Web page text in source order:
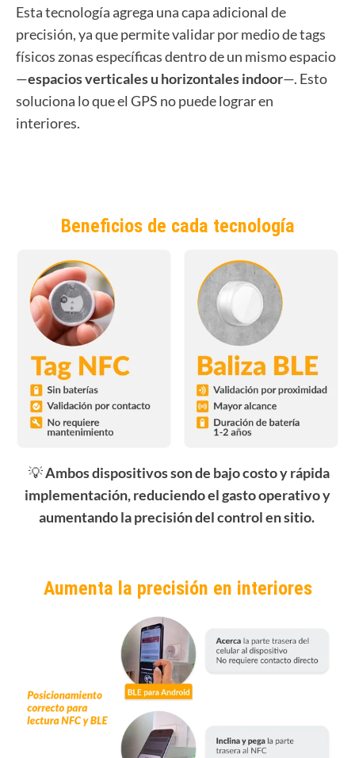
Esta tecnología agrega una capa adicional de
precisión, ya que permite validar por medio de tags
físicos zonas específicas dentro de un mismo espacio
—espacios verticales u horizontales indoor—. Esto
soluciona lo que el GPS no puede lograr en
interiores.
Beneficios de cada tecnología
💡Ambos dispositivos son de bajo costo y rápida
implementación, reduciendo el gasto operativo y
aumentando la precisión del control en sitio.
Aumenta la precisión en interiores